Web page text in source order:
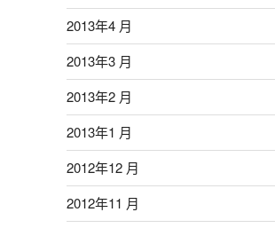
2013年4 月
2013年3 月
2013年2 月
2013年1 月
2012年12 月
2012年11 月